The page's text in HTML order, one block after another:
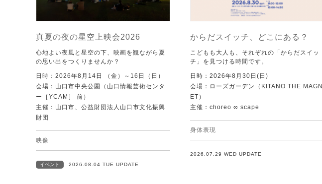
真夏の夜の星空上映会2026
心地よい夜風と星空の下、映画を観ながら夏
の思い出をつくりませんか？
日時：2026年8月14日 （金）～16日（日）
会場：山口市中央公園（山口情報芸術センタ
ー［YCAM］ 前）
主催：山口市、公益財団法人山口市文化振興
財団
映像
イベント 2026.08.04 TUE UPDATE
からだスイッチ、どこにある？
こどもも大人も、それぞれの「からだスイッ
チ」を見つける時間です。
日時：2026年8月30日(日)
会場：ローズガーデン（KITANO THE MAGN
ET）
主催：choreo ∞ scape
身体表現
2026.07.29 WED UPDATE